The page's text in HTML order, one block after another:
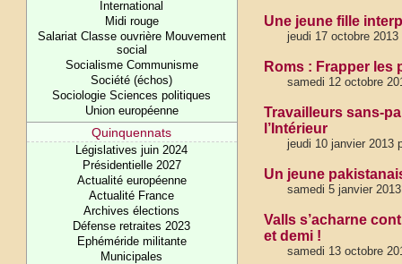
International
Midi rouge
Salariat Classe ouvrière Mouvement
social
Socialisme Communisme
Société (échos)
Sociologie Sciences politiques
Union européenne
Quinquennats
Législatives juin 2024
Présidentielle 2027
Actualité européenne
Actualité France
Archives élections
Défense retraites 2023
Ephéméride militante
Municipales
Une jeune fille
jeudi 17 octobre
Roms : Frapper les
samedi 12 octobre
Travailleurs sans-
l’Intérieur
jeudi 10 janvier 2013
Un jeune
samedi 5 janvier 2013
Valls s’acharne
et demi !
samedi 13 octobre